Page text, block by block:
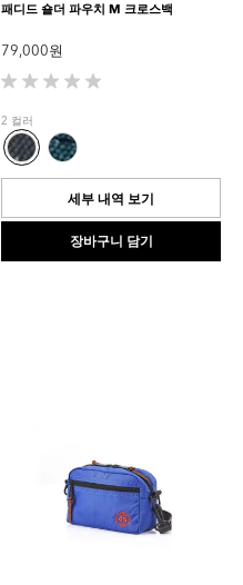
패디드 숄더 파우치 M 크로스백
79,000 원
별
5
개
중
0.0
입
다.
2 컬러
세부 내역 보기
장바구니 담기